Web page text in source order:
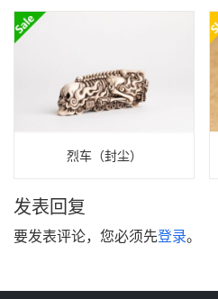
烈车（封尘）
发表回复
要发表评论，您必须先登录。